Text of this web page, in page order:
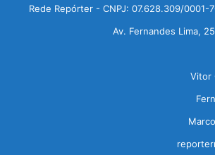
Rede Repórter - CNPJ: 07.628.309/
Av. Fernandes Lima,
Vitor